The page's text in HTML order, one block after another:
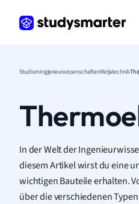
StudiumIngenieurwissenschaftenMesstechnik
In der Welt der
diesem Artikel wirst du eine
wichtigen Bauteile erhalten.
über die verschiedenen